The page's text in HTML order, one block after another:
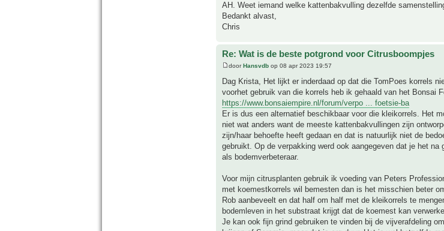
AH. Weet iemand welke kattenbakvulling dezelfde
Bedankt alvast,
Chris
Re: Wat is de beste potgrond voor Citrusboompjes
doorHansvdb op 08 apr 2023 19:57
Dag Krista, Het lijkt er inderdaad op dat die TomPoes korrels
voorhet gebruik van die korrels heb ik gehaald van het Bonsai
https://www.bonsaiempire.nl/forum/verpo ... foetsie-ba
Er is dus een alternatief beschikbaar voor die kleikorrels. Het
niet wat anders want de meeste kattenbakvullingen zijn
zijn/haar behoefte heeft gedaan en dat is natuurlijk niet de
gebruikt. Op de verpakking werd ook aangegeven dat je het
als bodemverbeteraar.
Voor mijn citrusplanten gebruik ik voeding van Peters
met koemestkorrels wil bemesten dan is het misschien beter
Rob aanbeveelt en dat half om half met de kleikorrels te
bodemleven in het substraat krijgt dat de koemest kan
Je kan ook fijn grind gebruiken te vinden bij de vijverafdeling